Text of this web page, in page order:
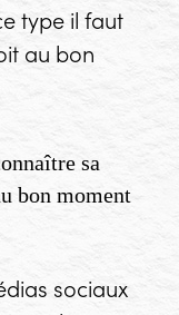
type il faut
au bon
sa
bon moment
sociaux